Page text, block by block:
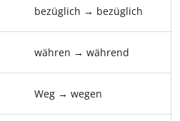
bezüglich → bezüglich
währen → während
Weg → wegen